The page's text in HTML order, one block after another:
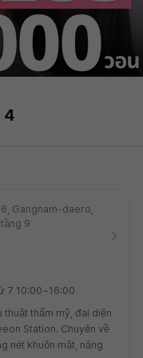
4
Gangnam-daero,
9
7 10:00~16:00
thẩm mỹ, đại diện
Station. Chuyên về
nét khuôn mặt, nâng